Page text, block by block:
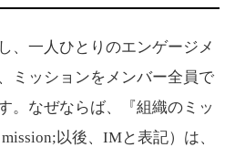
、一人ひとりのエンゲージメ
ミッションをメンバー全員で
。なぜならば、『組織のミッ
以後、IMと表記）は、